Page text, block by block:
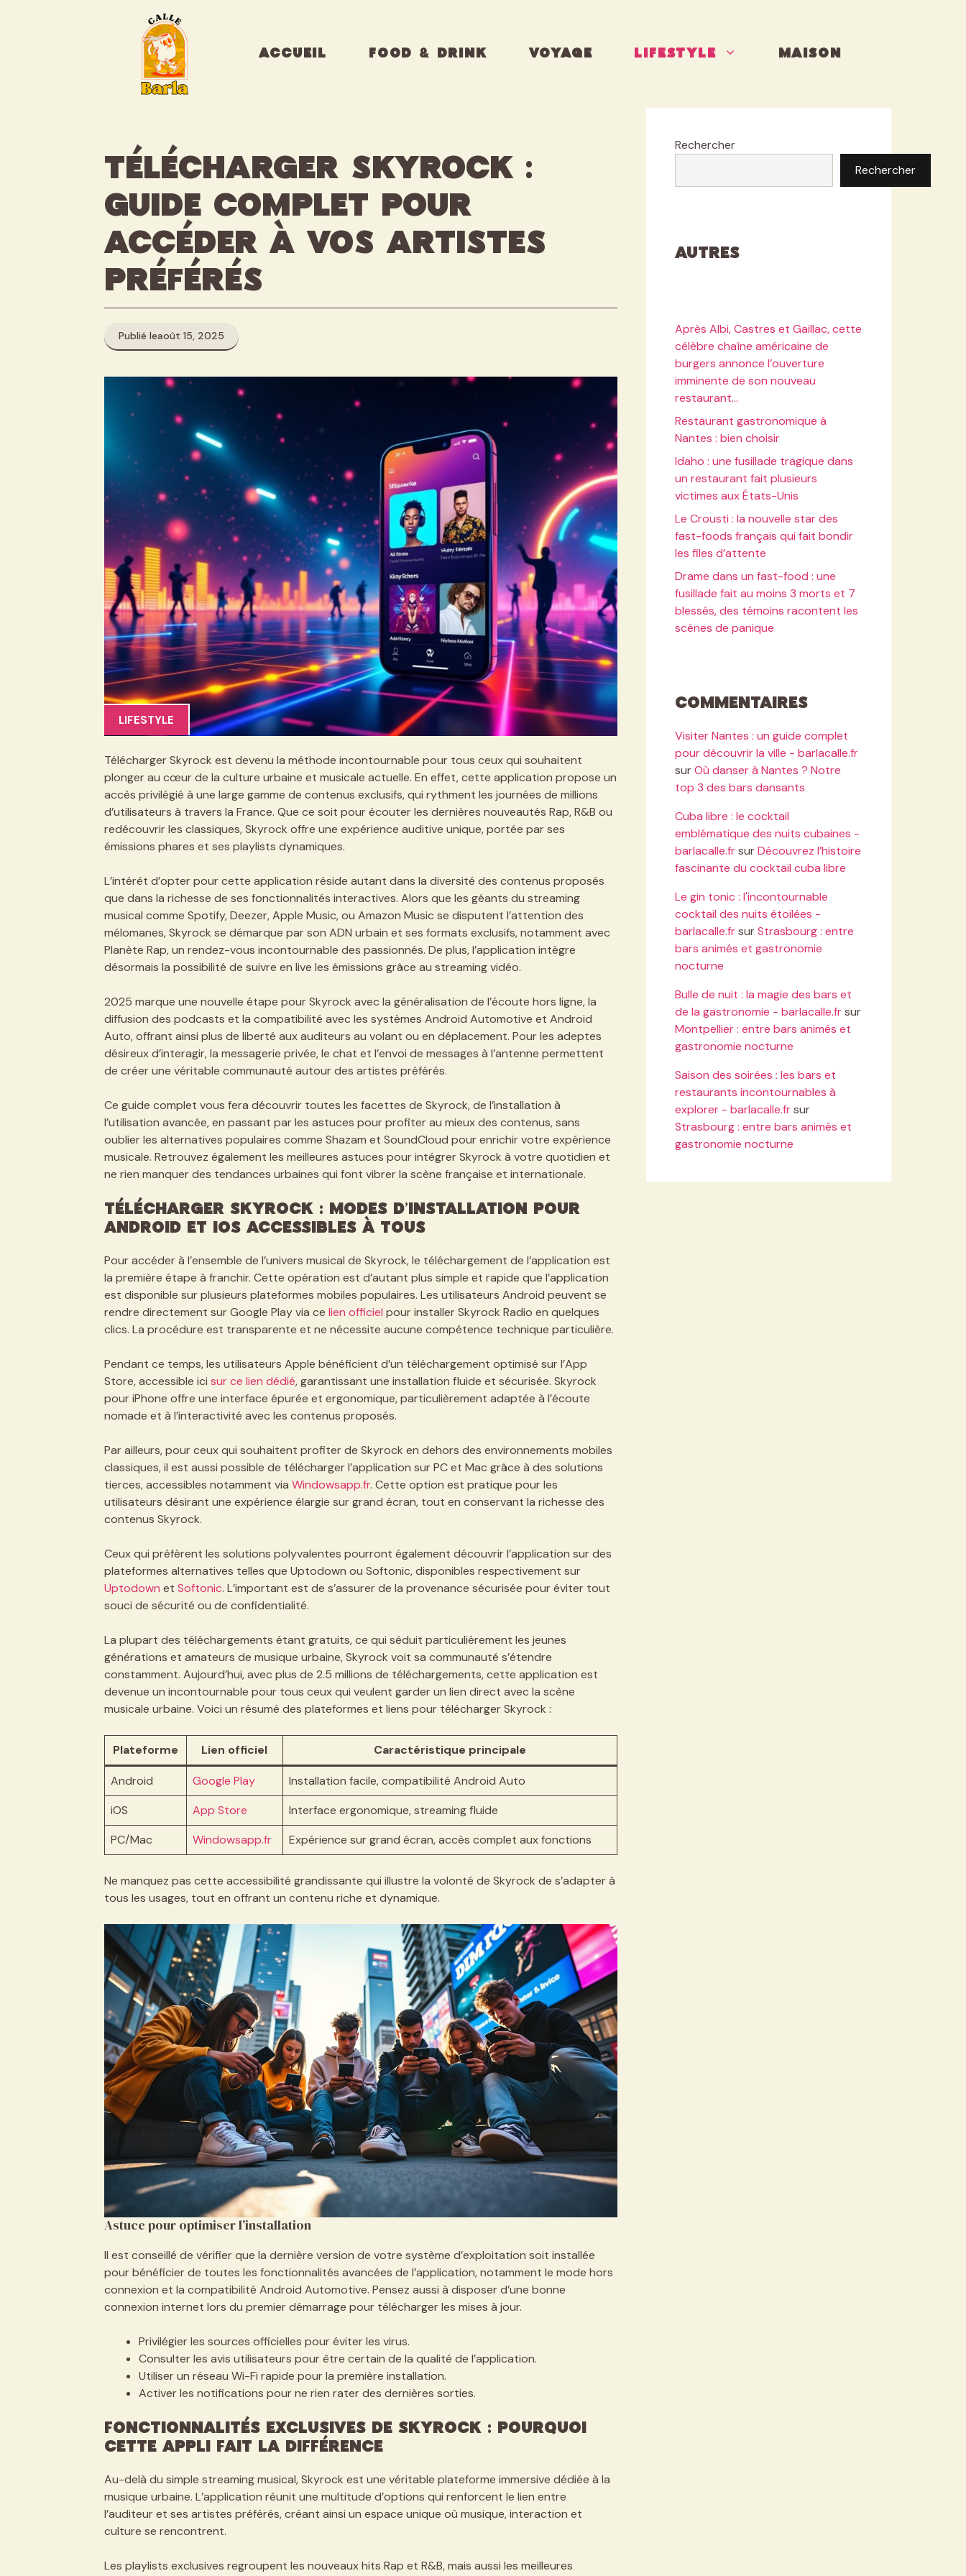
ACCUEIL FOOD & DRINK VOYAGE LIFESTYLE MAISON
Télécharger Skyrock :
guide complet pour
accéder à vos artistes
préférés
Publié leaoût 15, 2025
LIFESTYLE
Télécharger Skyrock est devenu la méthode incontournable pour tous ceux qui souhaitent
plonger au cœur de la culture urbaine et musicale actuelle. En effet, cette application propose un
accès privilégié à une large gamme de contenus exclusifs, qui rythment les journées de millions
d’utilisateurs à travers la France. Que ce soit pour écouter les dernières nouveautés Rap, R&B ou
redécouvrir les classiques, Skyrock offre une expérience auditive unique, portée par ses
émissions phares et ses playlists dynamiques.
L’intérêt d’opter pour cette application réside autant dans la diversité des contenus proposés
que dans la richesse de ses fonctionnalités interactives. Alors que les géants du streaming
musical comme Spotify, Deezer, Apple Music, ou Amazon Music se disputent l’attention des
mélomanes, Skyrock se démarque par son ADN urbain et ses formats exclusifs, notamment avec
Planète Rap, un rendez-vous incontournable des passionnés. De plus, l’application intègre
désormais la possibilité de suivre en live les émissions grâce au streaming vidéo.
2025 marque une nouvelle étape pour Skyrock avec la généralisation de l’écoute hors ligne, la
diffusion des podcasts et la compatibilité avec les systèmes Android Automotive et Android
Auto, offrant ainsi plus de liberté aux auditeurs au volant ou en déplacement. Pour les adeptes
désireux d’interagir, la messagerie privée, le chat et l’envoi de messages à l’antenne permettent
de créer une véritable communauté autour des artistes préférés.
Ce guide complet vous fera découvrir toutes les facettes de Skyrock, de l’installation à
l’utilisation avancée, en passant par les astuces pour profiter au mieux des contenus, sans
oublier les alternatives populaires comme Shazam et SoundCloud pour enrichir votre expérience
musicale. Retrouvez également les meilleures astuces pour intégrer Skyrock à votre quotidien et
ne rien manquer des tendances urbaines qui font vibrer la scène française et internationale.
Télécharger Skyrock : modes d’installation pour
Android et iOS accessibles à tous
Pour accéder à l’ensemble de l’univers musical de Skyrock, le téléchargement de l’application est
la première étape à franchir. Cette opération est d’autant plus simple et rapide que l’application
est disponible sur plusieurs plateformes mobiles populaires. Les utilisateurs Android peuvent se
rendre directement sur Google Play via ce lien officiel pour installer Skyrock Radio en quelques
clics. La procédure est transparente et ne nécessite aucune compétence technique particulière.
Pendant ce temps, les utilisateurs Apple bénéficient d’un téléchargement optimisé sur l’App
Store, accessible ici sur ce lien dédié, garantissant une installation fluide et sécurisée. Skyrock
pour iPhone offre une interface épurée et ergonomique, particulièrement adaptée à l’écoute
nomade et à l’interactivité avec les contenus proposés.
Par ailleurs, pour ceux qui souhaitent profiter de Skyrock en dehors des environnements mobiles
classiques, il est aussi possible de télécharger l’application sur PC et Mac grâce à des solutions
tierces, accessibles notamment via Windowsapp.fr. Cette option est pratique pour les
utilisateurs désirant une expérience élargie sur grand écran, tout en conservant la richesse des
contenus Skyrock.
Ceux qui préfèrent les solutions polyvalentes pourront également découvrir l’application sur des
plateformes alternatives telles que Uptodown ou Softonic, disponibles respectivement sur
Uptodown et Softonic. L’important est de s’assurer de la provenance sécurisée pour éviter tout
souci de sécurité ou de confidentialité.
La plupart des téléchargements étant gratuits, ce qui séduit particulièrement les jeunes
générations et amateurs de musique urbaine, Skyrock voit sa communauté s’étendre
constamment. Aujourd’hui, avec plus de 2.5 millions de téléchargements, cette application est
devenue un incontournable pour tous ceux qui veulent garder un lien direct avec la scène
musicale urbaine. Voici un résumé des plateformes et liens pour télécharger Skyrock :
Plateforme Lien officiel Caractéristique principale
Android Google Play
Installation facile, compatibilité Android Auto
iOS
App Store
Interface ergonomique, streaming fluide
PC/Mac
Windowsapp.fr Expérience sur grand écran, accès complet aux fonctions
Ne manquez pas cette accessibilité grandissante qui illustre la volonté de Skyrock de s’adapter à
tous les usages, tout en offrant un contenu riche et dynamique.
Astuce pour optimiser l’installation
Il est conseillé de vérifier que la dernière version de votre système d’exploitation soit installée
pour bénéficier de toutes les fonctionnalités avancées de l’application, notamment le mode hors
connexion et la compatibilité Android Automotive. Pensez aussi à disposer d’une bonne
connexion internet lors du premier démarrage pour télécharger les mises à jour.
Privilégier les sources officielles pour éviter les virus.
Consulter les avis utilisateurs pour être certain de la qualité de l’application.
Utiliser un réseau Wi-Fi rapide pour la première installation.
Activer les notifications pour ne rien rater des dernières sorties.
Fonctionnalités exclusives de Skyrock : pourquoi
cette appli fait la différence
Au-delà du simple streaming musical, Skyrock est une véritable plateforme immersive dédiée à la
musique urbaine. L’application réunit une multitude d’options qui renforcent le lien entre
l’auditeur et ses artistes préférés, créant ainsi un espace unique où musique, interaction et
culture se rencontrent.
Les playlists exclusives regroupent les nouveaux hits Rap et R&B, mais aussi les meilleures
Rechercher
Rechercher
Autres
Après Albi, Castres et Gaillac, cette
célèbre chaîne américaine de
burgers annonce l’ouverture
imminente de son nouveau
restaurant…
Restaurant gastronomique à
Nantes : bien choisir
Idaho : une fusillade tragique dans
un restaurant fait plusieurs
victimes aux États-Unis
Le Crousti : la nouvelle star des
fast-foods français qui fait bondir
les files d’attente
Drame dans un fast-food : une
fusillade fait au moins 3 morts et 7
blessés, des témoins racontent les
scènes de panique
Commentaires
Visiter Nantes : un guide complet
pour découvrir la ville - barlacalle.fr
surOù danser à Nantes ? Notre
top 3 des bars dansants
Cuba libre : le cocktail
emblématique des nuits cubaines -
barlacalle.frsurDécouvrez l’histoire
fascinante du cocktail cuba libre
Le gin tonic : l'incontournable
cocktail des nuits étoilées -
barlacalle.frsurStrasbourg : entre
bars animés et gastronomie
nocturne
Bulle de nuit : la magie des bars et
de la gastronomie - barlacalle.frsur
Montpellier : entre bars animés et
gastronomie nocturne
Saison des soirées : les bars et
restaurants incontournables à
explorer - barlacalle.frsur
Strasbourg : entre bars animés et
gastronomie nocturne